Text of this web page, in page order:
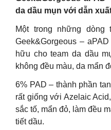
da dầu mụn với dẫn
Một trong những
Geek&Gorgeous –
hữu cho team da dầu
không đều màu, da mẩn
6% PAD – thành phần
rất giống với Azelaic
sắc tố, mẩn đỏ, làm đều
tiết dầu.